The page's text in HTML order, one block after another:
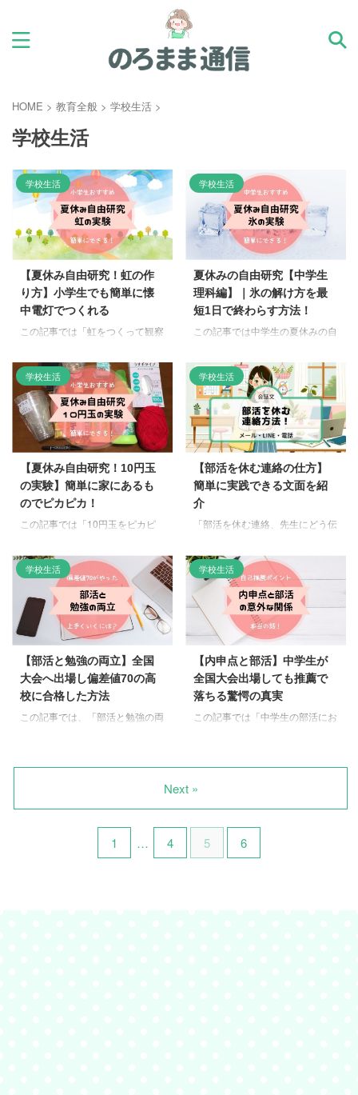
HOME > 教育全般 > 学校生活 >
学校生活
学校生活
【夏休み自由研究！虹の作
り方】小学生でも簡単に懐
中電灯でつくれる
この記事では「虹をつくって観察
まとめています。 という夏休み
ボス級の宿題（自由研究）って大
変ですよね。 そこで簡単にでき
る「虹をつくって観察する夏休み
の自由研究」をお伝えします。
夏休み自由研究！虹はどうしてで
きるの？ 空気中の水滴に光が当
たると、屈折して七色に別れるこ
とで「虹」ができていますよ。
虹といえば、大雨が降ったあとに
見えますよね！七色がキレイだか
持ちになりますね。 ...
学校生活
夏休みの自由研究【中学生
理科編】｜氷の解け方を最
短1日で終わらす方法！
この記事では中学生の夏休みの自
夏休みの課題に自由研究を選択し
たのはいいけれど、何を題材にし
よう…ってなりますよね。 等の
悩みを解決出来るようにまとめて
います。 夏休みの自由研究で困
っていたら参考にしてさっさと宿
題を片付けちゃいましょう。それ
では早速お伝えします。 夏休み
の自由研究1日で出来る簡単なも
の なるべく時間をかけず1日で終
わるものが理想的ですよね。 我
るものを選んで提出していまし
た。 【自由研究中学生理科実
験】氷の解け方 家にあるものや
...
学校生活
【夏休み自由研究！10円玉
の実験】簡単に家にあるも
のでピカピカ！
この記事では「10円玉をピカピ
いてまとめています。 という夏
休みボス級の宿題って大変ですよ
ね。 そこで簡単にできる「10円
玉をピカピカにする夏休みの自由
研究」をお伝えします。 夏休み
自由研究！10円玉はどうして色
の違いがあるの？ 最初の10円玉
は、どれもピカピカしていまし
た。 そこで夏休みの自由研究で
は、みじかにある材料を使い簡単
に宿題を終わらせてしましましょ
学校生活
【部活を休む連絡の仕方】
簡単に実践できる文面を紹
介
「部活を休む連絡、先生にどう伝
んなふうに頭を悩ませていません
か？ 実は、伝え方を少し工夫す
るだけで、気まずい思いをするこ
となく、スムーズに気持ちを伝え
ることができるんです。 この記
事では、先生との関係を壊さない
スマートな伝え方のコツを具体的
な文例つきで解説します。 【こ
の記事の結論】部活を休む連絡で
悩んだら、生徒本人からよりも親
御さんから伝えるのが一番スムー
...
学校生活
【部活と勉強の両立】全国
大会へ出場し偏差値70の高
校に合格した方法
この記事では、「部活と勉強の両
すよね。 すごくわかります！そ
ツをお伝えします。 部活と勉強
の両立は成功者に学べ！ たとえ
ば、「絶対にあの高校へ行きた
い」「うちの親みたいになりたく
学校生活
【内申点と部活】中学生が
全国大会出場しても推薦で
落ちる驚愕の真実
この記事では「中学生の部活にお
とか受かるだろうな… [say
img="https://lemonbalmhappy.co
m/wp-
content/uploads/2018/07/134759
-e1539225694611.png"]部活で、
そこそこの成績が残せたし受験は
1 … 4 5 6
Next »